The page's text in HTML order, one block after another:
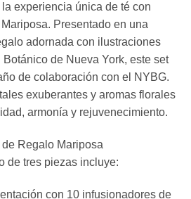
la experiencia única de té con
Presentado en una
adornada con ilustraciones
de Nueva York, este set
de colaboración con el NYBG.
exuberantes y aromas florales
armonía y rejuvenecimiento.
Regalo Mariposa
de tres piezas incluye:
con 10 infusionadores de